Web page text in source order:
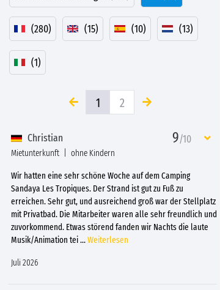
(280) (15) (10) (13)
(1)
1 2
Christian 9/10
Mietunterkunft ohne Kindern
Wir hatten eine sehr schöne Woche auf dem Camping
Sandaya Les Tropiques. Der Strand ist gut zu Fuß zu
erreichen. Sehr gut, und ausreichend groß war der Stellplatz
mit Privatbad. Die Mitarbeiter waren alle sehr freundlich und
zuvorkommend. Etwas störend fanden wir Nachts die laute
Musik/Animation tei...Weiterlesen
Juli 2026